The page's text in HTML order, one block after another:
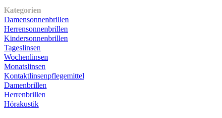
Kategorien
Damensonnenbrillen
Herrensonnenbrillen
Kindersonnenbrillen
Tageslinsen
Wochenlinsen
Monatslinsen
Kontaktlinsenpflegemittel
Damenbrillen
Herrenbrillen
Hörakustik